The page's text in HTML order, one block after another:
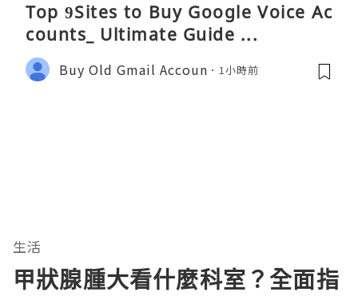
Top 9Sites to Buy Google Voice Ac
counts_ Ultimate Guide ...
Buy Old Gmail Accoun 1小時前
生活
甲狀腺腫大看什麼科室？全面指